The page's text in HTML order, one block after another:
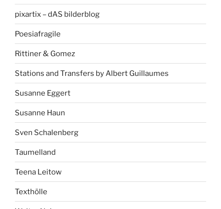
pixartix – dAS bilderblog
Poesiafragile
Rittiner & Gomez
Stations and Transfers by Albert Guillaumes
Susanne Eggert
Susanne Haun
Sven Schalenberg
Taumelland
Teena Leitow
Texthölle